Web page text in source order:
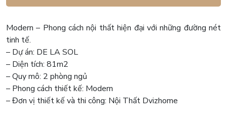
Modern – Phong cách nội thất hiện đại với những đường nét
tinh tế.
– Dự án: DE LA SOL
– Diện tích: 81m2
– Quy mô: 2 phòng ngủ
– Phong cách thiết kế: Modern
– Đơn vị thiết kế và thi công: Nội Thất Dvizhome